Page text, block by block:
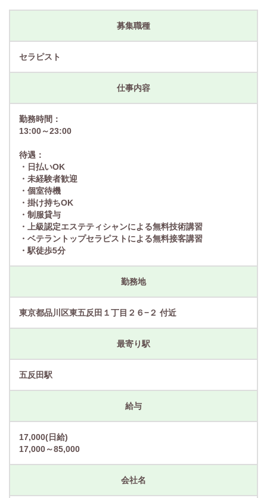
募集職種
セラピスト
仕事内容
勤務時間：
13:00～23:00
待遇：
・日払いOK
・未経験者歓迎
・個室待機
・掛け持ちOK
・制服貸与
・上級認定エステティシャンによる無料技術講習
・ベテラントップセラピストによる無料接客講習
・駅徒歩5分
勤務地
東京都品川区東五反田１丁目２６−２ 付近
最寄り駅
五反田駅
給与
17,000(日給)
17,000～85,000
会社名